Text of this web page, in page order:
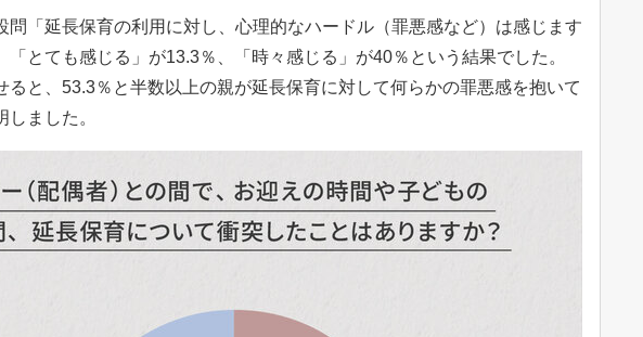
問「延長保育の利用に対し、心理的なハードル（罪悪感など）は感じます
「とても感じる」が13.3％、「時々感じる」が40％という結果でした。
ると、53.3％と半数以上の親が延長保育に対して何らかの罪悪感を抱いて
しました。